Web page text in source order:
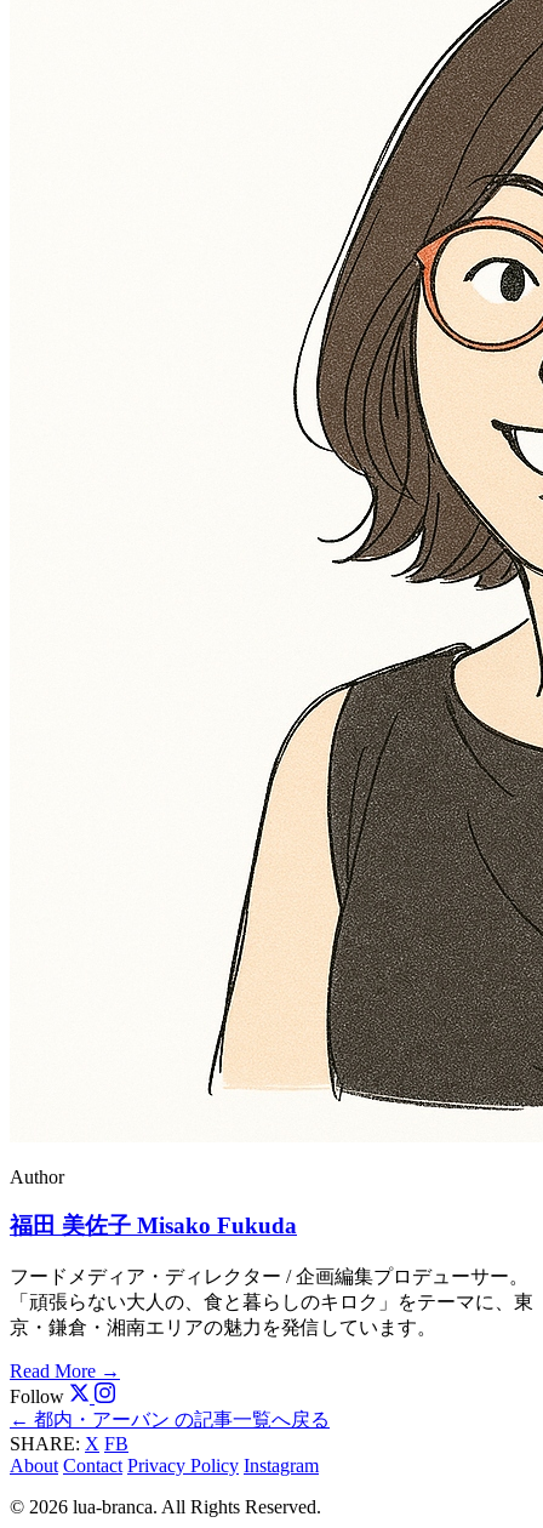
Author
福田 美佐子 Misako Fukuda
フードメディア・ディレクター / 企画編集プロデューサー。
「頑張らない大人の、食と暮らしのキロク」をテーマに、東
京・鎌倉・湘南エリアの魅力を発信しています。
Read More →
Follow
← 都内・アーバン の記事一覧へ戻る
SHARE: X FB
About Contact Privacy Policy Instagram
© 2026 lua-branca. All Rights Reserved.